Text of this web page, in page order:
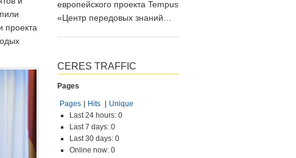
проекта
европейского проекта Tempus
«Центр передовых знаний…
CERES TRAFFIC
Pages
Pages Hits
Unique
Last 24 hours: 0
Last 7 days: 0
Last 30 days: 0
Online now: 0